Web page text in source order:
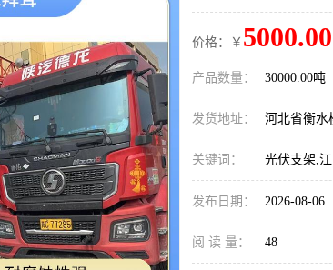
价格：￥ 5000.00
产品数量： 30000.00吨
发货地址： 河北省衡水
关键词： 光伏支架,
发布日期： 2026-08-06
阅 读 量： 48